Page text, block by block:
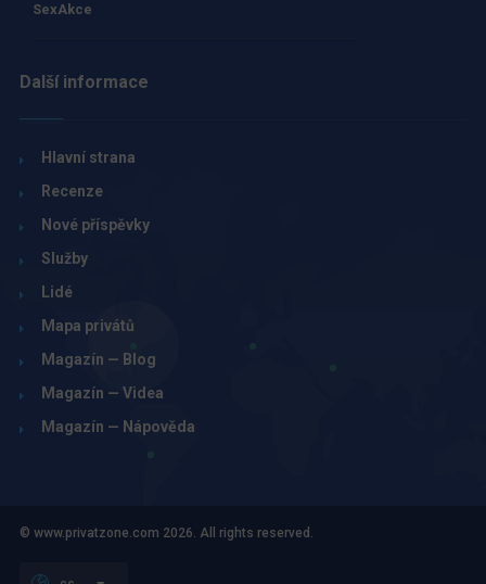
SexAkce
Další informace
Hlavní strana
Recenze
Nové příspěvky
Služby
Lidé
Mapa privátů
Magazín — Blog
Magazín — Videa
Magazín — Nápověda
© www.privatzone.com 2026. All rights reserved.